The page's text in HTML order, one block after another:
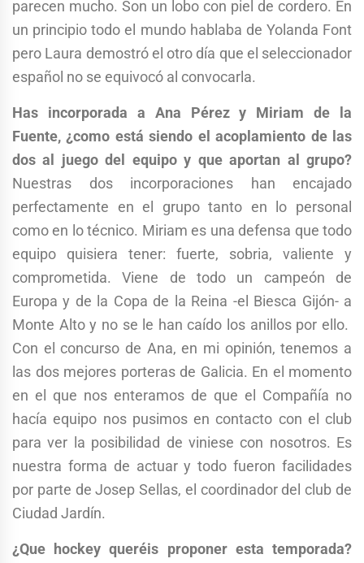
parecen mucho. Son un lobo con piel de cordero. En
un principio todo el mundo hablaba de Yolanda Font
pero Laura demostró el otro día que el seleccionador
español no se equivocó al convocarla.
Has incorporada a Ana Pérez y Miriam de la
Fuente, ¿como está siendo el acoplamiento de las
dos al juego del equipo y que aportan al grupo?
Nuestras dos incorporaciones han encajado
perfectamente en el grupo tanto en lo personal
como en lo técnico. Miriam es una defensa que todo
equipo quisiera tener: fuerte, sobria, valiente y
comprometida. Viene de todo un campeón de
Europa y de la Copa de la Reina -el Biesca Gijón- a
Monte Alto y no se le han caído los anillos por ello.
Con el concurso de Ana, en mi opinión, tenemos a
las dos mejores porteras de Galicia. En el momento
en el que nos enteramos de que el Compañía no
hacía equipo nos pusimos en contacto con el club
para ver la posibilidad de viniese con nosotros. Es
nuestra forma de actuar y todo fueron facilidades
por parte de Josep Sellas, el coordinador del club de
Ciudad Jardín.
¿Que hockey queréis proponer esta temporada?